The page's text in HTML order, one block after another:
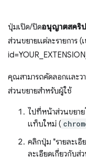
ปุ่มเปิด/ปิดอนุญาตสคริ
ส่วนขยายแต่ละรายการ
คุณสามารถคัดลอกและว
ส่วนขยายสำหรับผู้ใช้
ไปที่หน้าส่วนขยา
แท็บใหม่ (
คลิกปุ่ม "รายละเอี
ละเอียดเกี่ยวกับส่